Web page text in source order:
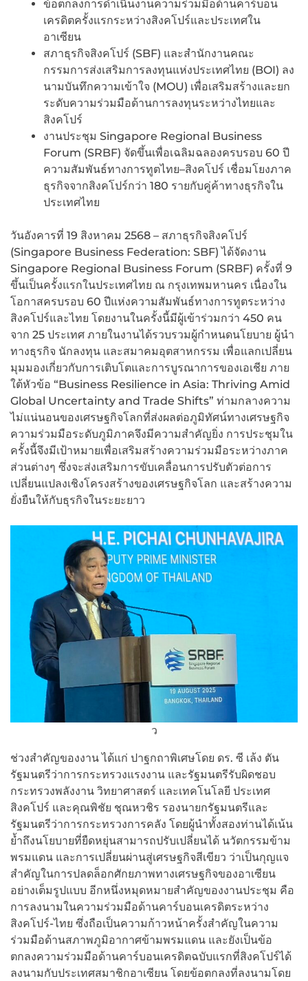
ข้อตกลงการดำเนินงานความร่วมมือด้านคาร์บอน
เครดิตครั้งแรกระหว่างสิงคโปร์และประเทศใน
อาเซียน
สภาธุรกิจสิงคโปร์ (SBF) และสำนักงานคณะ
กรรมการส่งเสริมการลงทุนแห่งประเทศไทย (BOI) ลง
นามบันทึกความเข้าใจ (MOU) เพื่อเสริมสร้างและยก
ระดับความร่วมมือด้านการลงทุนระหว่างไทยและ
สิงคโปร์
งานประชุม Singapore Regional Business
Forum (SRBF) จัดขึ้นเพื่อเฉลิมฉลองครบรอบ 60 ปี
ความสัมพันธ์ทางการทูตไทย–สิงคโปร์ เชื่อมโยงภาค
ธุรกิจจากสิงคโปร์กว่า 180 รายกับคู่ค้าทางธุรกิจใน
ประเทศไทย
วันอังคารที่ 19 สิงหาคม 2568 – สภาธุรกิจสิงคโปร์
(Singapore Business Federation: SBF) ได้จัดงาน
Singapore Regional Business Forum (SRBF) ครั้งที่ 9
ขึ้นเป็นครั้งแรกในประเทศไทย ณ กรุงเทพมหานคร เนื่องใน
โอกาสครบรอบ 60 ปีแห่งความสัมพันธ์ทางการทูตระหว่าง
สิงคโปร์และไทย โดยงานในครั้งนี้มีผู้เข้าร่วมกว่า 450 คน
จาก 25 ประเทศ ภายในงานได้รวบรวมผู้กำหนดนโยบาย ผู้นำ
ทางธุรกิจ นักลงทุน และสมาคมอุตสาหกรรม เพื่อแลกเปลี่ยน
มุมมองเกี่ยวกับการเติบโตและการบูรณาการของเอเชีย ภาย
ใต้หัวข้อ “Business Resilience in Asia: Thriving Amid
Global Uncertainty and Trade Shifts” ท่ามกลางความ
ไม่แน่นอนของเศรษฐกิจโลกที่ส่งผลต่อภูมิทัศน์ทางเศรษฐกิจ
ความร่วมมือระดับภูมิภาคจึงมีความสำคัญยิ่ง การประชุมใน
ครั้งนี้จึงมีเป้าหมายเพื่อเสริมสร้างความร่วมมือระหว่างภาค
ส่วนต่างๆ ซึ่งจะส่งเสริมการขับเคลื่อนการปรับตัวต่อการ
เปลี่ยนแปลงเชิงโครงสร้างของเศรษฐกิจโลก และสร้างความ
ยั่งยืนให้กับธุรกิจในระยะยาว
ว
ช่วงสำคัญของงาน ได้แก่ ปาฐกถาพิเศษโดย ดร. ซี เล้ง ตัน
รัฐมนตรีว่าการกระทรวงแรงงาน และรัฐมนตรีรับผิดชอบ
กระทรวงพลังงาน วิทยาศาสตร์ และเทคโนโลยี ประเทศ
สิงคโปร์ และคุณพิชัย ชุณหวชิร รองนายกรัฐมนตรีและ
รัฐมนตรีว่าการกระทรวงการคลัง โดยผู้นำทั้งสองท่านได้เน้น
ย้ำถึงนโยบายที่ยืดหยุ่นสามารถปรับเปลี่ยนได้ นวัตกรรมข้าม
พรมแดน และการเปลี่ยนผ่านสู่เศรษฐกิจสีเขียว ว่าเป็นกุญแจ
สำคัญในการปลดล็อกศักยภาพทางเศรษฐกิจของอาเซียน
อย่างเต็มรูปแบบ อีกหนึ่งหมุดหมายสำคัญของงานประชุม คือ
การลงนามในความร่วมมือด้านคาร์บอนเครดิตระหว่าง
สิงคโปร์-ไทย ซึ่งถือเป็นความก้าวหน้าครั้งสำคัญในความ
ร่วมมือด้านสภาพภูมิอากาศข้ามพรมแดน และยังเป็นข้อ
ตกลงความร่วมมือด้านคาร์บอนเครดิตฉบับแรกที่สิงคโปร์ได้
ลงนามกับประเทศสมาชิกอาเซียน โดยข้อตกลงที่ลงนามโดย